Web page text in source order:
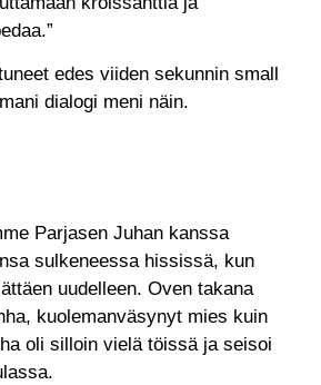
edes viiden sekunnin small
dialogi meni näin.
Parjasen Juhan kanssa
sulkeneessa hississä, kun
uudelleen. Oven takana
kuolemanväsynyt mies kuin
oli silloin vielä töissä ja seisoi